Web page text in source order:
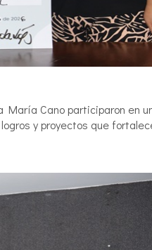
María Cano participaron en
y proyectos que